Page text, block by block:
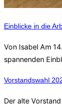
Einblicke in die
Von Isabel Am
spannenden
Vorstandswahl
Der alte